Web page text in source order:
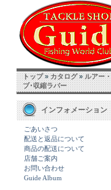
トップ»カタログ»ルアー
ブ･収縮ラバー
インフォメーション
ごあいさつ
配送と返品について
商品の配送について
店舗ご案内
お問い合わせ
Guide Album